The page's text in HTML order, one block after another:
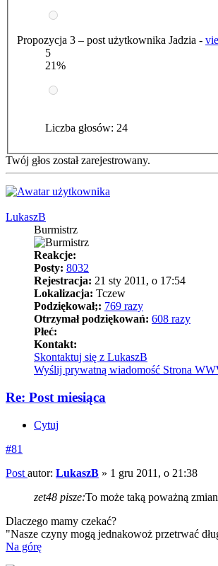
Propozycja 3 – post użytkownika Jadzia -
5
21%
Liczba głosów: 24
Twój głos został zarejestrowany.
LukaszB
Burmistrz
Reakcje:
Posty: 8032
Rejestracja: 21 sty 2011, o 17:54
Lokalizacja: Tczew
Podziękował;: 769 razy
Otrzymał podziękowań: 608 razy
Płeć:
Kontakt:
Skontaktuj się z LukaszB
Wyślij prywatną wiadomość Strona
Re: Post miesiąca
Cytuj
#81
Post autor: LukaszB » 1 gru 2011, o 21:38
zet48 pisze:To może taką poważną
Dlaczego mamy czekać?
"Nasze czyny mogą jednakowoż przetrwać
Na górę